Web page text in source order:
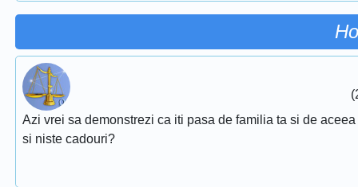
Azi vrei sa demonstrezi ca iti pasa de familia ta si de
si niste cadouri?